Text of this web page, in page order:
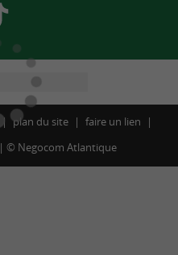
plan du site
faire un lien
© Negocom Atlantique